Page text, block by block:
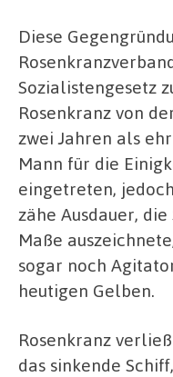
Diese
Sozialistengesetz
Rosenkranz von
zwei Jahren als
Mann für die
eingetreten,
zähe Ausdauer,
Maße
sogar noch
heutigen Gelben.
Rosenkranz
das sinkende